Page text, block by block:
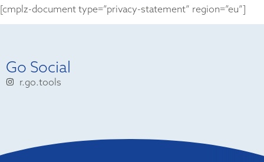
[cmplz-document type=”privacy-statement” region=”eu”]
Go Social
r.go.tools